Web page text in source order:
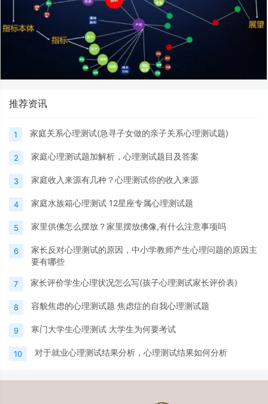
推荐资讯
1 家庭关系心理测试(急寻子女做的亲子关系心理测试题)
2 家庭心理测试题加解析，心理测试题目及答案
3 家庭收入来源有几种？心理测试你的收入来源
4 家庭水族箱心理测试 12星座专属心理测试题
5 家里供佛怎么摆放？家里摆放佛像,有什么注意事项吗
6
家长反对心理测试的原因，中小学教师产生心理问题的原因主
要有哪些
7 家长评价学生心理状况怎么写(孩子心理测试家长评价表)
8 容貌焦虑的心理测试题 焦虑症的自我心理测试题
9 寒门大学生心理测试 大学生为何要考试
10 对于就业心理测试结果分析，心理测试结果如何分析